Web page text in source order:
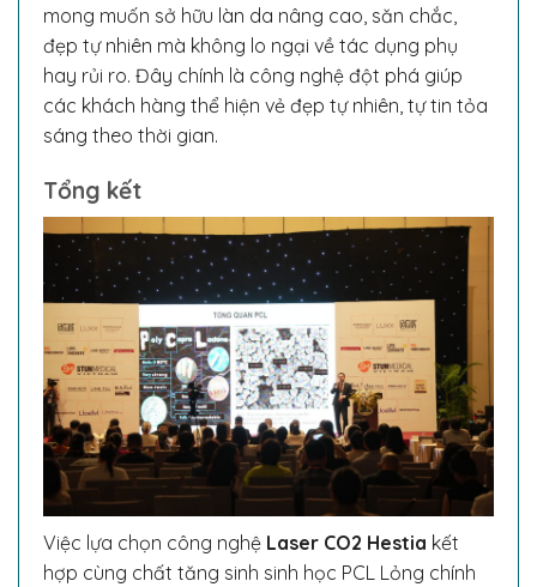
mong muốn sở hữu làn da nâng cao, săn chắc,
đẹp tự nhiên mà không lo ngại về tác dụng phụ
hay rủi ro. Đây chính là công nghệ đột phá giúp
các khách hàng thể hiện vẻ đẹp tự nhiên, tự tin tỏa
sáng theo thời gian.
Tổng kết
Việc lựa chọn công nghệ Laser CO2 Hestia kết
hợp cùng chất tăng sinh sinh học PCL Lỏng chính